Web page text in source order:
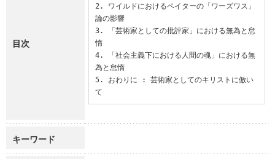
目次
2. ワイルドにおけるペイターの「ワーズワス」
論の影響
3. 「芸術家としての批評家」における無為と怠
惰
4. 「社会主義下における人間の魂」における無
為と怠惰
5. おわりに : 芸術家としてのキリストに倣い
て
キーワード